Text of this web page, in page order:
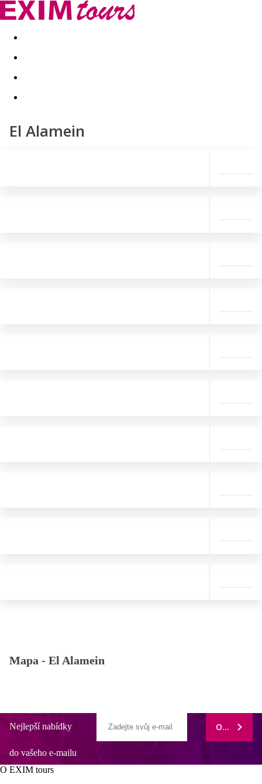
Akční nabídky Last minute
El Alamein
Mapa - El Alamein
Nejlepší nabídky
do vašeho e-mailu
ODEBÍRAT
O EXIM tours